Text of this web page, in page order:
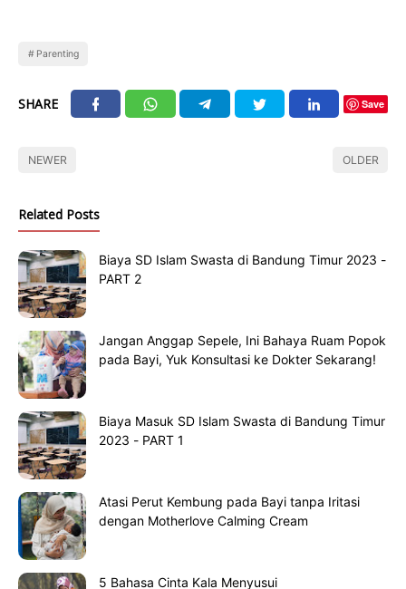
Parenting
SHARE Save
NEWER OLDER
Related Posts
Biaya SD Islam Swasta di Bandung Timur 2023 -
PART 2
Jangan Anggap Sepele, Ini Bahaya Ruam Popok
pada Bayi, Yuk Konsultasi ke Dokter Sekarang!
Biaya Masuk SD Islam Swasta di Bandung Timur
2023 - PART 1
Atasi Perut Kembung pada Bayi tanpa Iritasi
dengan Motherlove Calming Cream
5 Bahasa Cinta Kala Menyusui